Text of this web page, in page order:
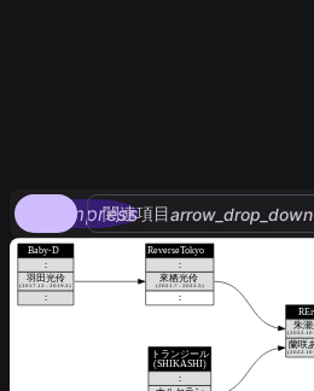
compress
関連項目arrow_drop_down